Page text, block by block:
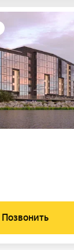
Позвонить